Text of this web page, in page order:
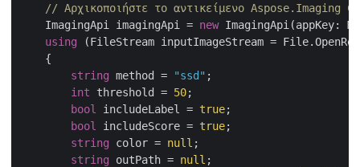
// Αρχικοποιήστε το αντικείμενο Aspose.Imaging
    ImagingApi imagingApi =
new ImagingApi(appKey:
using (FileStream inputImageStream =
    {
string method = "ssd" ;
int threshold = 50;
bool
includeLabel = true;
bool
includeScore = true;
string color = null ;
string outPath = null ;